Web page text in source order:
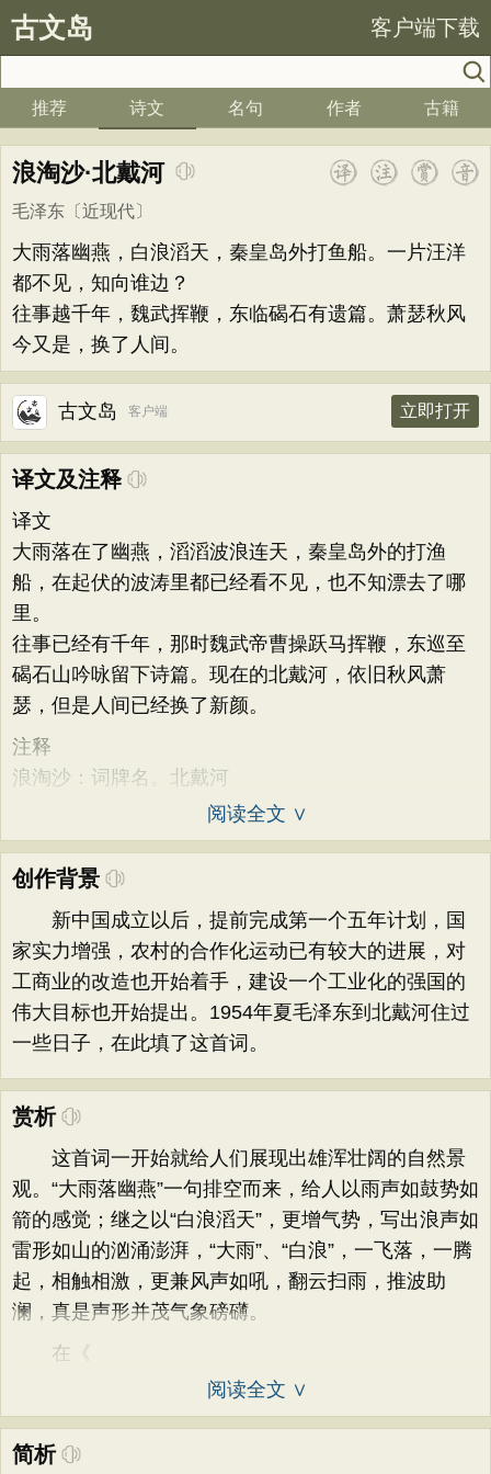
古文岛 客户端下载
推荐 诗文 名句 作者 古籍
浪淘沙·北戴河
毛泽东 〔近现代〕
大雨落幽燕，白浪滔天，秦皇岛外打鱼船。一片汪洋
都不见，知向谁边？
往事越千年，魏武挥鞭，东临碣石有遗篇。萧瑟秋风
今又是，换了人间。
古文岛 客户端 立即打开
译文及注释
译文
大雨落在了幽燕，滔滔波浪连天，秦皇岛外的打渔
船，在起伏的波涛里都已经看不见，也不知漂去了哪
里。
往事已经有千年，那时魏武帝曹操跃马挥鞭，东巡至
碣石山吟咏留下诗篇。现在的北戴河，依旧秋风萧
瑟，但是人间已经换了新颜。
注释
浪淘沙：词牌名。北戴河
阅读全文 ∨
创作背景
新中国成立以后，提前完成第一个五年计划，国
家实力增强，农村的合作化运动已有较大的进展，对
工商业的改造也开始着手，建设一个工业化的强国的
伟大目标也开始提出。1954年夏毛泽东到北戴河住过
一些日子，在此填了这首词。
赏析
这首词一开始就给人们展现出雄浑壮阔的自然景
观。“大雨落幽燕”一句排空而来，给人以雨声如鼓势如
箭的感觉；继之以“白浪滔天”，更增气势，写出浪声如
雷形如山的汹涌澎湃，“大雨”、“白浪”，一飞落，一腾
起，相触相激，更兼风声如吼，翻云扫雨，推波助
澜，真是声形并茂气象磅礴。
在《
阅读全文 ∨
简析